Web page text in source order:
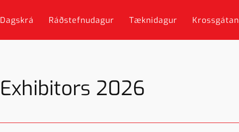
Dagskrá Ráðstefnudagur Tæknidagur Krossgátan
Exhibitors 2026